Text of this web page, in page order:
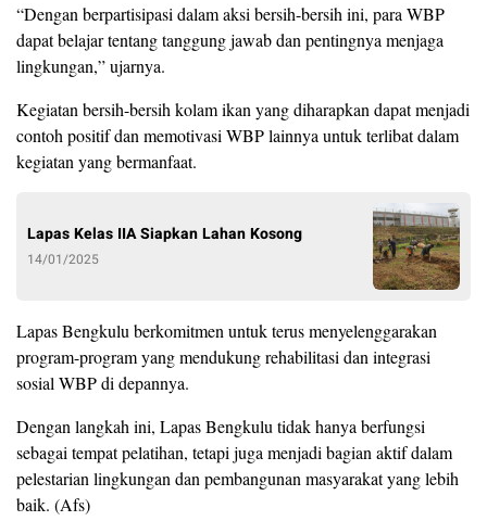
“Dengan berpartisipasi dalam aksi bersih-bersih ini, para WBP
dapat belajar tentang tanggung jawab dan pentingnya menjaga
lingkungan,” ujarnya.
Kegiatan bersih-bersih kolam ikan yang diharapkan dapat menjadi
contoh positif dan memotivasi WBP lainnya untuk terlibat dalam
kegiatan yang bermanfaat.
Lapas Kelas IIA Siapkan Lahan Kosong
14/01/2025
Lapas Bengkulu berkomitmen untuk terus menyelenggarakan
program-program yang mendukung rehabilitasi dan integrasi
sosial WBP di depannya.
Dengan langkah ini, Lapas Bengkulu tidak hanya berfungsi
sebagai tempat pelatihan, tetapi juga menjadi bagian aktif dalam
pelestarian lingkungan dan pembangunan masyarakat yang lebih
baik. (Afs)